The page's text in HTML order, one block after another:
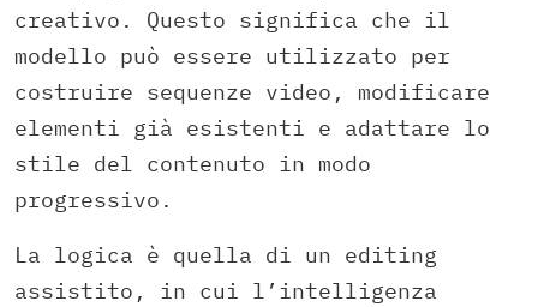
creativo. Questo significa che il
modello può essere utilizzato per
costruire sequenze video, modificare
elementi già esistenti e adattare lo
stile del contenuto in modo
progressivo.
La logica è quella di un editing
assistito, in cui l’intelligenza